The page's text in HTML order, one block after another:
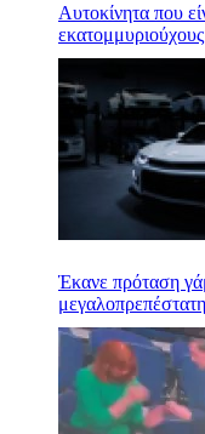
Αυτοκίνητα που
εκατομμυριούχους
Έκανε πρόταση